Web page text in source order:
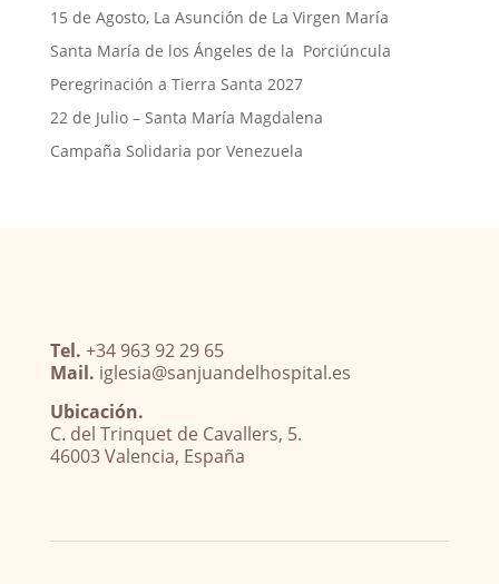
15 de Agosto, La Asunción de La Virgen María
Santa María de los Ángeles de la Porciúncula
Peregrinación a Tierra Santa 2027
22 de Julio – Santa María Magdalena
Campaña Solidaria por Venezuela
Tel. +34 963 92 29 65
Mail. iglesia@sanjuandelhospital.es
Ubicación.
C. del Trinquet de Cavallers, 5.
46003 Valencia, España